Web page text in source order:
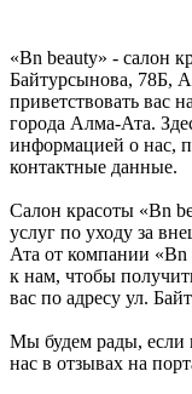
«Bn beauty» - салон
Байтурсынова, 78Б,
приветствовать вас
города Алма-Ата.
информацией о нас,
контактные данные.
Салон красоты «Bn
услуг по уходу за
Ата от компании
к нам, чтобы
вас по адресу ул.
Мы будем рады, если
нас в отзывах на